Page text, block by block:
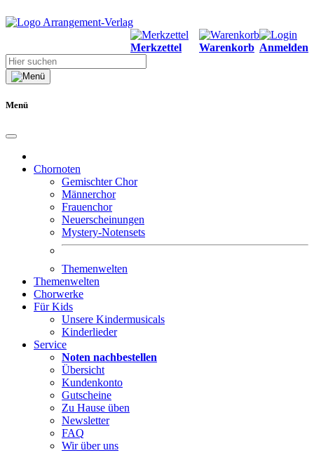
Anmelden
Warenkorb
Merkzettel
Menü
Chornoten
Gemischter Chor
Männerchor
Frauenchor
Neuerscheinungen
Mystery-Notensets
Themenwelten
Themenwelten
Chorwerke
Für Kids
Unsere Kindermusicals
Kinderlieder
Service
Noten nachbestellen
Übersicht
Kundenkonto
Gutscheine
Zu Hause üben
Newsletter
FAQ
Wir über uns